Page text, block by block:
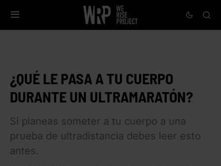
¿QUÉ LE PASA A TU CUERPO
DURANTE UN ULTRAMARATÓN?
Si planeas someter a tu cuerpo a una
prueba de ultradistancia debes leer esto
antes.